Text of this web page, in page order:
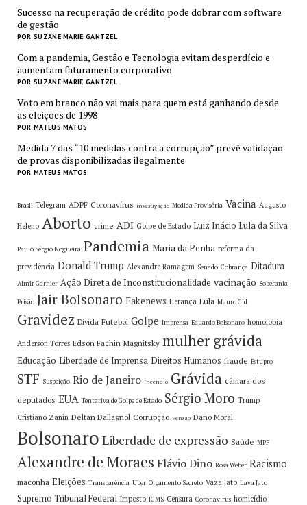
Sucesso na recuperação de crédito pode dobrar com software
de gestão
POR SUZANE MARIE GANTZEL
Com a pandemia, Gestão e Tecnologia evitam desperdício e
aumentam faturamento corporativo
POR SUZANE MARIE GANTZEL
Voto em branco não vai mais para quem está ganhando desde
as eleições de 1998
POR MATEUS MATOS
Medida 7 das “10 medidas contra a corrupção” prevê validação
de provas disponibilizadas ilegalmente
POR MATEUS MATOS
Brasil Telegram ADPF Coronavírus investigação Medida Provisória Vacina Augusto
Heleno Aborto crime ADI Golpe de Estado Luiz Inácio Lula da Silva
Paulo Sérgio Nogueira Pandemia Maria da Penha reforma da
previdência Donald Trump Alexandre Ramagem Senado Cobrança Ditadura
Almir Garnier Ação Direta de Inconstitucionalidade vacinação Soberania
Prisão Jair Bolsonaro Fakenews Herança Lula Mauro Cid
Gravidez Dívida Futebol Golpe Imprensa Eduardo Bolsonaro homofobia
Anderson Torres Edson Fachin Magnitsky mulher grávida
Educação Liberdade de Imprensa Direitos Humanos fraude Estupro
STF Suspeição Rio de Janeiro Incêndio Grávida câmara dos
deputados EUA Tentativa de Golpe de Estado Sérgio Moro Trump
Cristiano Zanin Deltan Dallagnol Corrupção Pensão Dano Moral
Bolsonaro Liberdade de expressão Saúde MPF
Alexandre de Moraes Flávio Dino Rosa Weber Racismo
maconha Eleições Transparência Uber Orçamento Secreto Vaza Jato Lava Jato
Supremo Tribunal Federal Imposto ICMS Censura Coronavirus homicídio